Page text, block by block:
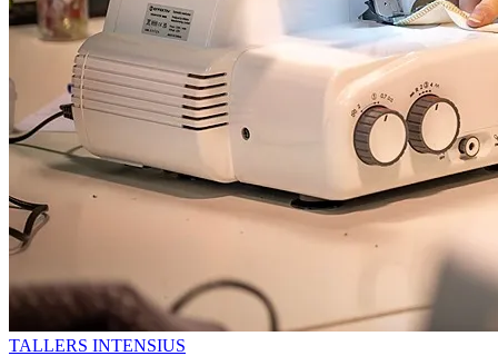
TALLERS INTENSIUS